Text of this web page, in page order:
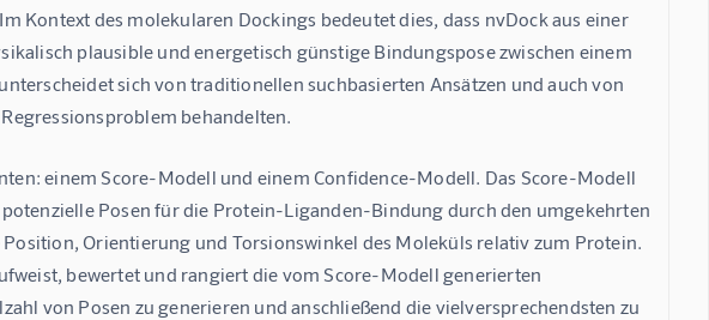
Kontext des molekularen Dockings bedeutet dies, dass nvDock aus einer
plausible und energetisch günstige Bindungspose zwischen einem
sich von traditionellen suchbasierten Ansätzen und auch von
behandelten.
einem Score-Modell und einem Confidence-Modell. Das Score-Modell
Posen für die Protein-Liganden-Bindung durch den umgekehrten
Orientierung und Torsionswinkel des Moleküls relativ zum Protein.
bewertet und rangiert die vom Score-Modell generierten
von Posen zu generieren und anschließend die vielversprechendsten zu